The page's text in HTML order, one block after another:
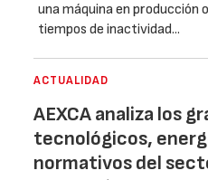
una máquina en producción
tiempos de inactividad...
ACTUALIDAD
AEXCA analiza los
tecnológicos,
normativos del